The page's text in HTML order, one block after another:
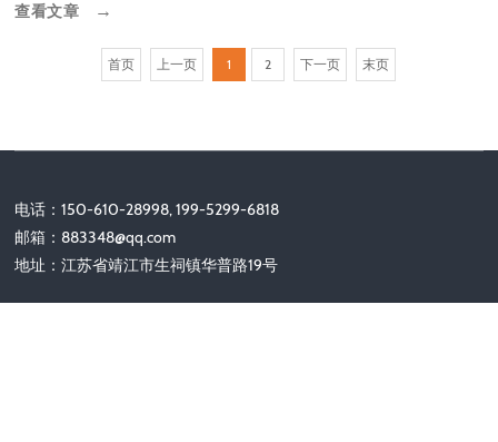
查看文章 →
首页 上一页 1 2 下一页 末页
电话：150-610-28998, 199-5299-6818
邮箱： 883348@qq.com
地址：江苏省靖江市生祠镇华普路19号